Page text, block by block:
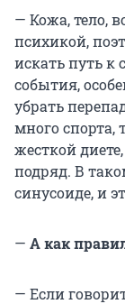
— Кожа, тело,
психикой,
искать путь к
события,
убрать
много спорта,
жесткой
подряд. В
синусоиде, и
— А как
— Если